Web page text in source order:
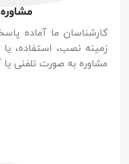
کارشناسان ما آماده
زمینه نصب، استفاده،
مشاوره به صورت تلفنی یا